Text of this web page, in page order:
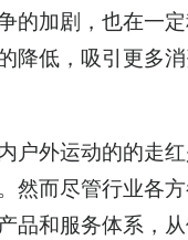
的加剧，也在一
降低，吸引更多
户外运动的的走
然而尽管行业各
品和服务体系，